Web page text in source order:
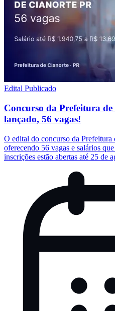
Edital Publicado
Concurso da Prefeitura
lançado, 56 vagas!
O edital do concurso da
oferecendo 56 vagas e salários
inscrições estão abertas até 25 de